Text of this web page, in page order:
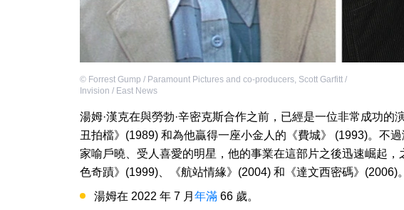
© Forrest Gump / Paramount Pictures and co-producers, Scott Garfitt /
Invision / East News
湯姆·漢克在與勞勃·辛密克斯合作之前，已經是一位非常成功的
丑拍檔》(1989) 和為他贏得一座小金人的《費城》 (1993)。不
家喻戶曉、受人喜愛的明星，他的事業在這部片之後迅速崛起
色奇蹟》(1999)、《航站情緣》(2004) 和《達文西密碼》(2006)。
湯姆在 2022 年 7 月 年滿 66 歲。